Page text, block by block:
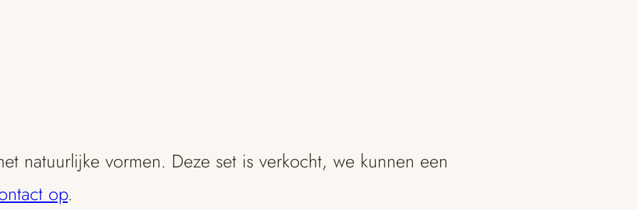
natuurlijke vormen. Deze set is verkocht, we kunnen een
op.